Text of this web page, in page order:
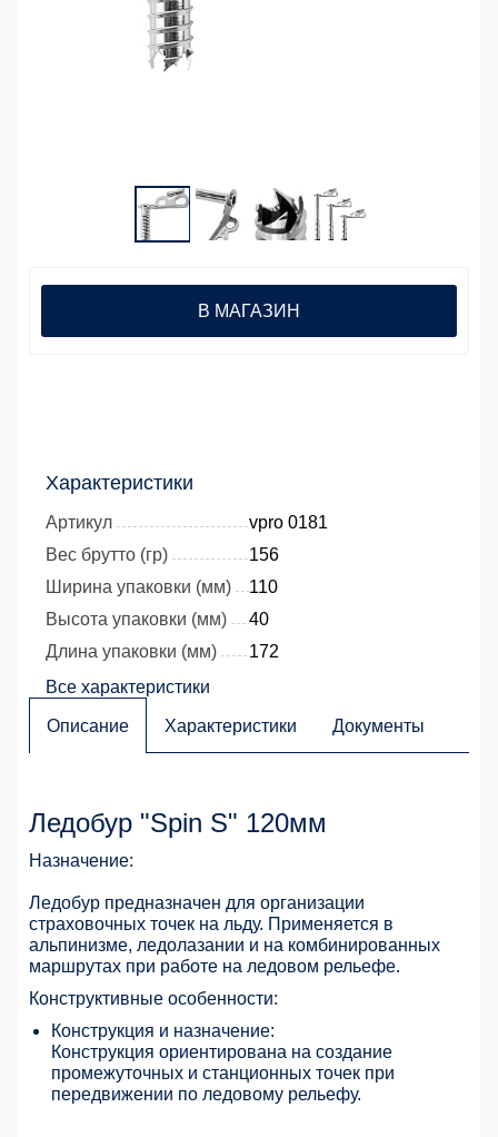
Характеристики
Артикул
vpro 0181
Вес брутто (гр)
156
Ширина упаковки (мм)
110
Высота упаковки (мм)
40
Длина упаковки (мм)
172
Все характеристики
В МАГАЗИН
Описание Характеристики Документы
Ледобур "Spin S" 120мм
Назначение:
Ледобур предназначен для организации
страховочных точек на льду. Применяется в
альпинизме, ледолазании и на комбинированных
маршрутах при работе на ледовом рельефе.
Конструктивные особенности:
Конструкция и назначение:
Конструкция ориентирована на создание
промежуточных и станционных точек при
передвижении по ледовому рельефу.